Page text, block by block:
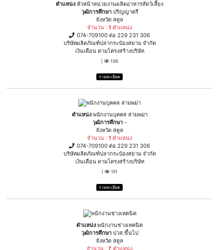
ตำแหน่ง หัวหน้าหน่วยงานผลิตอาหารสัตว์เลี้ยง
วุฒิการศึกษา ปริญญาตรี
จังหวัด สตูล
จำนวน : 1 ตำแหน่ง
074-709100 ต่อ 229 231 306
บริษัทผลิตภัณฑ์ปลากระป๋องสยาม จำกัด
เงินเดือน ตามโครงสร้างบริษัท
136
รายละเอียด
ตำแหน่งพนักงานบุคคล ล่ามพม่า
วุฒิการศึกษา -
จังหวัด สตูล
จำนวน : 1 ตำแหน่ง
074-709100 ต่อ 229 231 306
บริษัทผลิตภัณฑ์ปลากระป๋องสยาม จำกัด
เงินเดือน ตามโครงสร้างบริษัท
151
รายละเอียด
ตำแหน่ง พนักงานช่างเทคนิค
วุฒิการศึกษา ปวส.ขึ้นไป
จังหวัด สตูล